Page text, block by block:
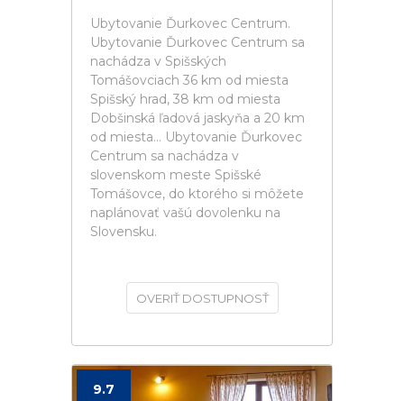
Ubytovanie Ďurkovec Centrum.
Ubytovanie Ďurkovec Centrum sa
nachádza v Spišských
Tomášovciach 36 km od miesta
Spišský hrad, 38 km od miesta
Dobšinská ľadová jaskyňa a 20 km
od miesta... Ubytovanie Ďurkovec
Centrum sa nachádza v
slovenskom meste Spišské
Tomášovce, do ktorého si môžete
naplánovať vašú dovolenku na
Slovensku.
OVERIŤ DOSTUPNOSŤ
9.7